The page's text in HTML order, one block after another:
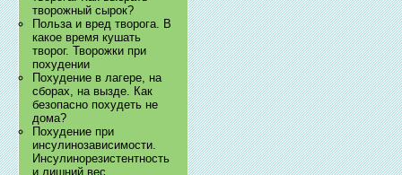
творожный сырок?
Польза и вред творога. В
какое время кушать
творог. Творожки при
похудении
Похудение в лагере, на
сборах, на вызде. Как
безопасно похудеть не
дома?
Похудение при
инсулинозависимости.
Инсулинорезистентность
и лишний вес